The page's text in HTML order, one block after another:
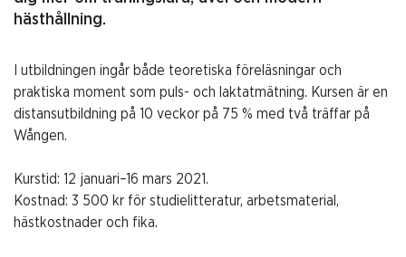
hästhållning.
I utbildningen ingår både teoretiska föreläsningar och
praktiska moment som puls- och laktatmätning. Kursen är en
distansutbildning på 10 veckor på 75 % med två träffar på
Wången.
Kurstid: 12 januari–16 mars 2021.
Kostnad: 3 500 kr för studielitteratur, arbetsmaterial,
hästkostnader och fika.